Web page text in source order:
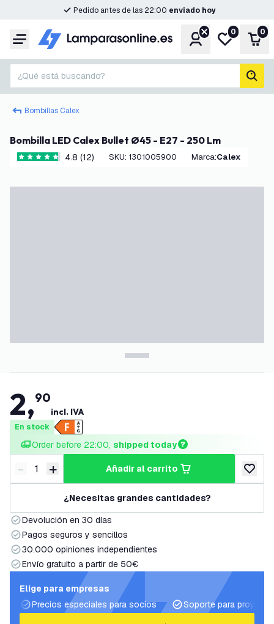
Pedido antes de las 22:00 enviado hoy
Menú CuentaMi lista de
0 0
¿Qué está buscando?
Bombillas Calex
Bombilla LED Calex Bullet Ø45 - E27 - 250 Lm
4.8 estrellas de puntuación
4.8 (12) SKU: 1301005900 Marca: Calex
2,90
incl. IVA
En stock
Order before 22:00, shipped today
Disminuir cantidad
- Aumentar cantidad
+ añadir al carrito
añadir
¿Necesitas grandes cantidades?
Devolución en 30 días
Pagos seguros y sencillos
30.000 opiniones independientes
Envío gratuito a partir de 50€
Elige para empresas
Precios especiales para socios
Soporte para